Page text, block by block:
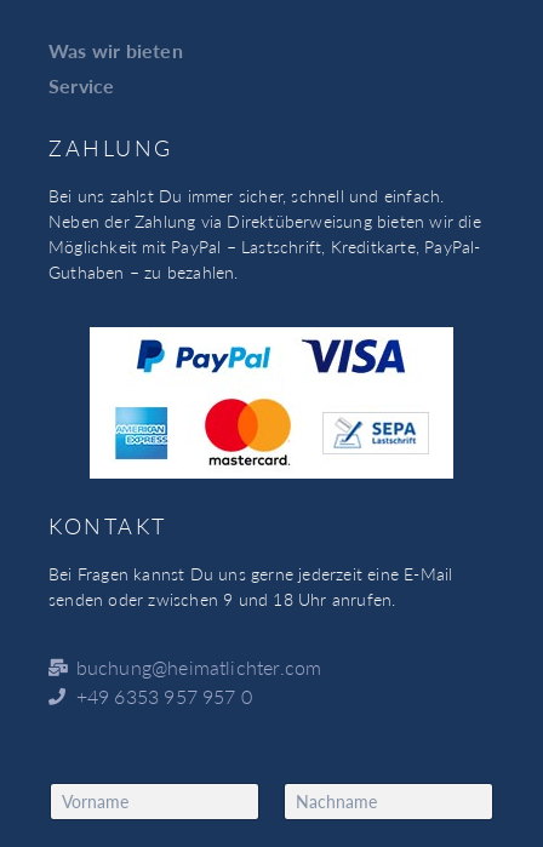
Was wir bieten
Service
ZAHLUNG
Bei uns zahlst Du immer sicher, schnell und einfach.
Neben der Zahlung via Direktüberweisung bieten wir die
Möglichkeit mit PayPal – Lastschrift, Kreditkarte, PayPal-
Guthaben – zu bezahlen.
KONTAKT
Bei Fragen kannst Du uns gerne jederzeit eine E-Mail
senden oder zwischen 9 und 18 Uhr anrufen.
buchung@heimatlichter.com
+49 6353 957 957 0
N
aVorname Nachname